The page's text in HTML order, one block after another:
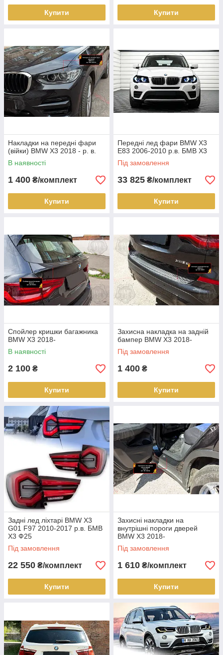
Купити Купити
Накладки на передні фари
(війки) BMW X3 2018 - р. в.
В наявності
1 400 ₴/комплект
Купити
Передні лед фари BMW X3
E83 2006-2010 р.в. БМВ Х3
Під замовлення
33 825 ₴/комплект
Купити
Спойлер кришки багажника
BMW X3 2018-
В наявності
2 100 ₴
Купити
Захисна накладка на задній
бампер BMW X3 2018-
Під замовлення
1 400 ₴
Купити
Задні лед ліхтарі BMW X3
G01 F97 2010-2017 р.в. БМВ
Х3 Ф25
Під замовлення
22 550 ₴/комплект
Купити
Захисні накладки на
внутрішні пороги дверей
BMW X3 2018-
Під замовлення
1 610 ₴/комплект
Купити